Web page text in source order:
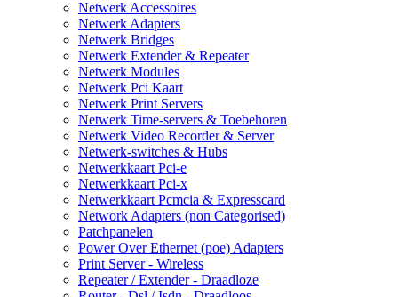
Netwerk Accessoires
Netwerk Adapters
Netwerk Bridges
Netwerk Extender & Repeater
Netwerk Modules
Netwerk Pci Kaart
Netwerk Print Servers
Netwerk Time-servers & Toebehoren
Netwerk Video Recorder & Server
Netwerk-switches & Hubs
Netwerkkaart Pci-e
Netwerkkaart Pci-x
Netwerkkaart Pcmcia & Expresscard
Network Adapters (non Categorised)
Patchpanelen
Power Over Ethernet (poe) Adapters
Print Server - Wireless
Repeater / Extender - Draadloze